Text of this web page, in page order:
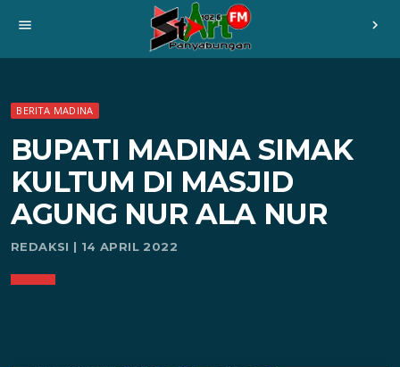
menu chevron_right
BERITA MADINA
BUPATI MADINA SIMAK
KULTUM DI MASJID
AGUNG NUR ALA NUR
REDAKSI | 14 APRIL 2022